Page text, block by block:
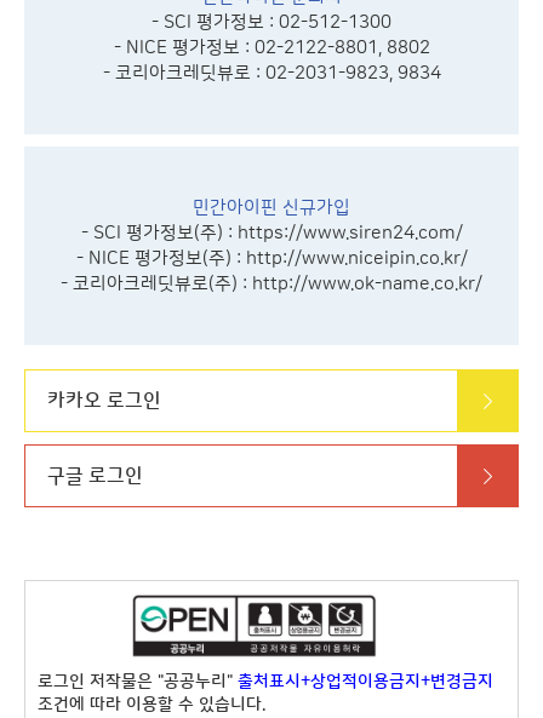
- SCI 평가정보 : 02-512-1300
- NICE 평가정보 : 02-2122-8801, 8802
- 코리아크레딧뷰로 : 02-2031-9823, 9834
민간아이핀 신규가입
- SCI 평가정보(주) : https://www.siren24.com/
- NICE 평가정보(주) : http://www.niceipin.co.kr/
- 코리아크레딧뷰로(주) : http://www.ok-name.co.kr/
카카오 로그인
구글 로그인
로그인 저작물은 "공공누리" 출처표시+상업적이용금지+변경금지
조건에 따라 이용할 수 있습니다.